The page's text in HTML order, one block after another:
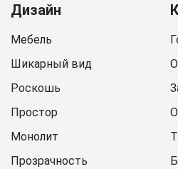
Дизайн
Мебель
Шикарный вид
Роскошь
Простор
Монолит
Прозрачность